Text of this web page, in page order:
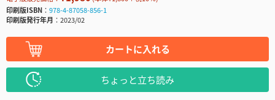
印刷版ISBN
978-4-87058-856-1
印刷版発行年月
2023/02
カートに入れる
ちょっと立ち読み